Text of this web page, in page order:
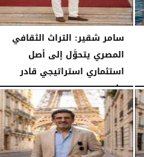
سامر شقير: التراث الثقافي
المصري يتحوَّل إلى أصل
استثماري استراتيجي قادر
على...
الأحد، 26 يوليو 2026 07:16 مـ